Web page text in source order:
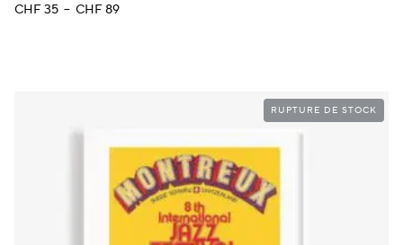
CHF35 – CHF89Plage
RUPTURE DE STOCK